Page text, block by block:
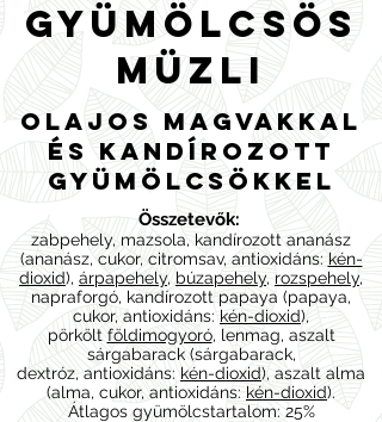
Gyümölcsös
müzli
olajos magvakkal
és kandírozott
gyümölcsökkel
Összetevők:
zabpehely, mazsola, kandírozott ananász
(ananász, cukor, citromsav, antioxidáns: kén-
dioxid), árpapehely, búzapehely, rozspehely,
napraforgó, kandírozott papaya (papaya,
cukor, antioxidáns: kén-dioxid),
pörkölt földimogyoró, lenmag, aszalt
sárgabarack (sárgabarack,
dextróz, antioxidáns: kén-dioxid), aszalt alma
(alma, cukor, antioxidáns: kén-dioxid).
Átlagos gyümölcstartalom: 25%